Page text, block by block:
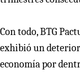
Con todo, BTG
exhibió un
economía por